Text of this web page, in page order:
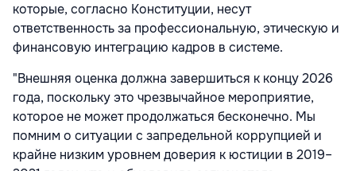
которые, согласно Конституции, несут
ответственность за профессиональную, этическую и
финансовую интеграцию кадров в системе.
"Внешняя оценка должна завершиться к концу 2026
года, поскольку это чрезвычайное мероприятие,
которое не может продолжаться бесконечно. Мы
помним о ситуации с запредельной коррупцией и
крайне низким уровнем доверия к юстиции в 2019–